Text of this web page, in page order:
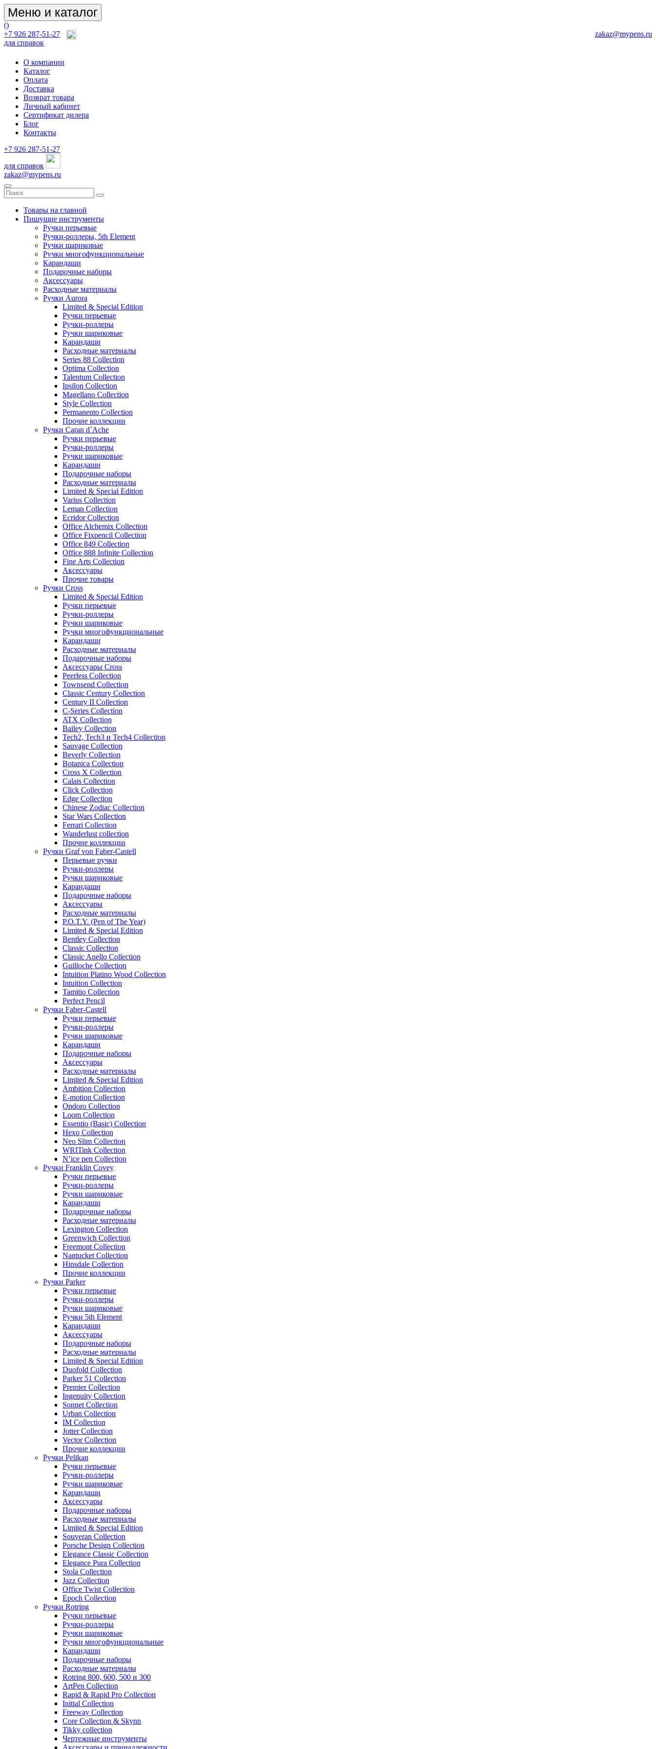
Меню и каталог
()
+7 926 287-51-27
для справок
zakaz@mypens.ru
О компании
Каталог
Оплата
Доставка
Возврат товара
Личный кабинет
Сертификат дилера
Блог
Контакты
+7 926 287-51-27
для справок
zakaz@mypens.ru
Товары на главной
Пишущие инструменты
Ручки перьевые
Ручки-роллеры, 5th Element
Ручки шариковые
Ручки многофункциональные
Карандаши
Подарочные наборы
Аксессуары
Расходные материалы
Ручки Aurora
Limited & Special Edition
Ручки перьевые
Ручки-роллеры
Ручки шариковые
Карандаши
Расходные материалы
Series 88 Collection
Optima Collection
Talentum Collection
Ipsilon Collection
Magellano Collection
Style Collection
Permanento Collection
Прочие коллекции
Ручки Caran d`Ache
Ручки перьевые
Ручки-роллеры
Ручки шариковые
Карандаши
Подарочные наборы
Расходные материалы
Limited & Special Edition
Varius Collection
Leman Collection
Ecridor Collection
Office Alchemix Collection
Office Fixpencil Collection
Office 849 Collection
Office 888 Infinite Collection
Fine Arts Collection
Аксессуары
Прочие товары
Ручки Cross
Limited & Special Edition
Ручки перьевые
Ручки-роллеры
Ручки шариковые
Ручки многофункциональные
Карандаши
Расходные материалы
Подарочные наборы
Аксессуары Cross
Peerless Collection
Townsend Collection
Classic Century Collection
Century II Collection
C-Series Collection
ATX Collection
Bailey Collection
Tech2, Tech3 и Tech4 Collection
Sauvage Collection
Beverly Collection
Botanica Collection
Cross X Collection
Calais Collection
Click Collection
Edge Collection
Chinese Zodiac Collection
Star Wars Collection
Ferrari Collection
Wanderlust collection
Прочие коллекции
Ручки Graf von Faber-Castell
Перьевые ручки
Ручки-роллеры
Ручки шариковые
Карандаши
Подарочные наборы
Аксессуары
Расходные материалы
P.O.T.Y. (Pen of The Year)
Limited & Special Edition
Bentley Collection
Classic Collection
Classic Anello Collection
Guilloche Collection
Intuition Platino Wood Collection
Intuition Collection
Tamitio Collection
Perfect Pencil
Ручки Faber-Castell
Ручки перьевые
Ручки-роллеры
Ручки шариковые
Карандаши
Подарочные наборы
Аксессуары
Расходные материалы
Limited & Special Edition
Ambition Collection
E-motion Collection
Ondoro Collection
Loom Collection
Essentio (Basic) Collection
Hexo Collection
Neo Slim Collection
WRITink Collection
N’ice pen Collection
Ручки Franklin Covey
Ручки перьевые
Ручки-роллеры
Ручки шариковые
Карандаши
Подарочные наборы
Расходные материалы
Lexington Collection
Greenwich Collection
Freemont Collection
Nantucket Collection
Hinsdale Collection
Прочие коллекции
Ручки Parker
Ручки перьевые
Ручки-роллеры
Ручки шариковые
Ручки 5th Element
Карандаши
Аксессуары
Подарочные наборы
Расходные материалы
Limited & Special Edition
Duofold Collection
Parker 51 Collection
Premier Collection
Ingenuity Collection
Sonnet Collection
Urban Collection
IM Collection
Jotter Collection
Vector Collection
Прочие коллекции
Ручки Pelikan
Ручки перьевые
Ручки-роллеры
Ручки шариковые
Карандаши
Аксессуары
Подарочные наборы
Расходные материалы
Limited & Special Edition
Souveran Collection
Porsche Design Collection
Elegance Classic Collection
Elegance Pura Collection
Stola Collection
Jazz Collection
Office Twist Collection
Epoch Collection
Ручки Rotring
Ручки перьевые
Ручки-роллеры
Ручки шариковые
Ручки многофункциональные
Карандаши
Подарочные наборы
Расходные материалы
Rotring 800, 600, 500 и 300
ArtPen Collection
Rapid & Rapid Pro Collection
Initial Collection
Freeway Collection
Core Collection & Skynn
Tikky collection
Чертежные инструменты
Аксессуары и принадлежности